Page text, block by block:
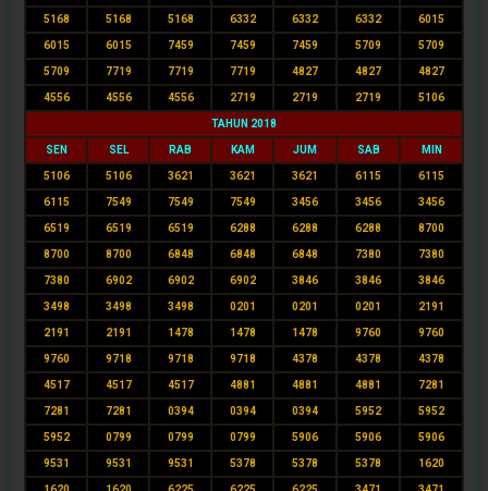
5168 5168 5168 6332 6332 6332 6015
6015 6015 7459 7459 7459 5709 5709
5709 7719 7719 7719 4827 4827 4827
4556 4556 4556 2719 2719 2719 5106
TAHUN 2018
SEN SEL RAB KAM JUM SAB MIN
5106 5106 3621 3621 3621 6115 6115
6115 7549 7549 7549 3456 3456 3456
6519 6519 6519 6288 6288 6288 8700
8700 8700 6848 6848 6848 7380 7380
7380 6902 6902 6902 3846 3846 3846
3498 3498 3498 0201 0201 0201 2191
2191 2191 1478 1478 1478 9760 9760
9760 9718 9718 9718 4378 4378 4378
4517 4517 4517 4881 4881 4881 7281
7281 7281 0394 0394 0394 5952 5952
5952 0799 0799 0799 5906 5906 5906
9531 9531 9531 5378 5378 5378 1620